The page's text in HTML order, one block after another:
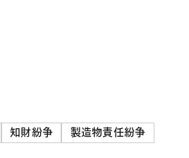
知財紛争
製造物責任紛争